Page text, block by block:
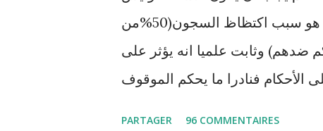
القاعدة. هذا الإجراء المعمم بالمحاكم التونسية هو سبب اكتظاظ السجون(50%من
ضدهم) وثابت علميا انه يؤثر على
الأحكام فنادرا ما يحكم الموقوف
PARTAGER 96 COMMENTAIRES